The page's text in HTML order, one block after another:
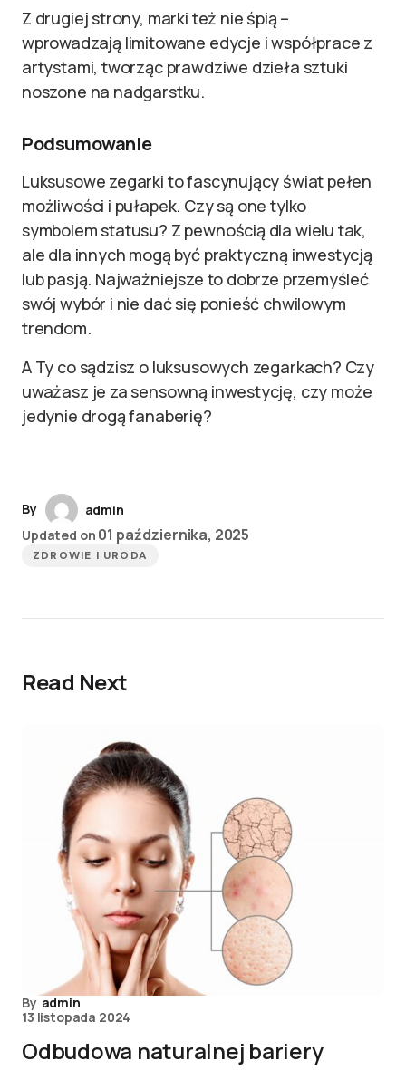
Z drugiej strony, marki też nie śpią –
wprowadzają limitowane edycje i współprace z
artystami, tworząc prawdziwe dzieła sztuki
noszone na nadgarstku.
Podsumowanie
Luksusowe zegarki to fascynujący świat pełen
możliwości i pułapek. Czy są one tylko
symbolem statusu? Z pewnością dla wielu tak,
ale dla innych mogą być praktyczną inwestycją
lub pasją. Najważniejsze to dobrze przemyśleć
swój wybór i nie dać się ponieść chwilowym
trendom.
A Ty co sądzisz o luksusowych zegarkach? Czy
uważasz je za sensowną inwestycję, czy może
jedynie drogą fanaberię?
By
admin
Updated on 01 października, 2025
ZDROWIE I URODA
Read Next
By admin
13 listopada 2024
Odbudowa naturalnej bariery